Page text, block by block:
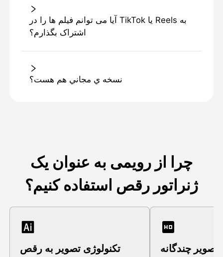
آیا می توانم فیلم ها را در TikTok یا Reels به
اشتراک بگذارم؟
نسخه ي مجاني هم هست؟
چرا از رویمی به عنوان یک
ژنراتور رقص استفاده کنیم؟
تکنولوژی تصویر به رقص
تصویر چندگانه